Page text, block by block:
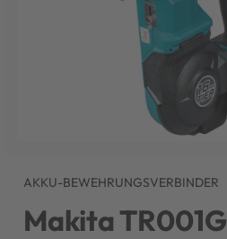
AKKU-BEWEHRUNGSVERBINDER
Makita TR001G